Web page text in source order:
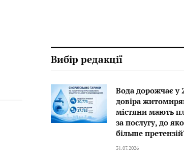
Вибір редакції
Вода дорожчає у
довіра
містяни мають
за послугу, до
більше
31.07.2026